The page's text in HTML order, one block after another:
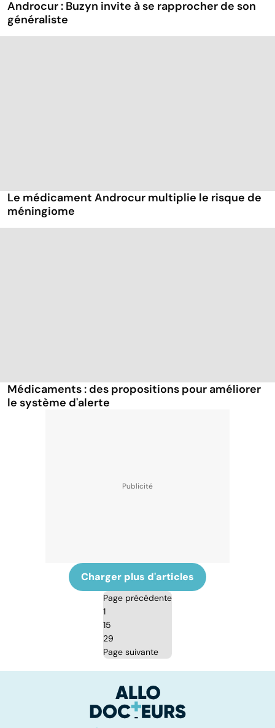
Androcur : Buzyn invite à se rapprocher de son
généraliste
Le médicament Androcur multiplie le risque de
méningiome
Médicaments : des propositions pour améliorer
le système d'alerte
Charger plus d'articles
Page précédente
1
15
29
Page suivante